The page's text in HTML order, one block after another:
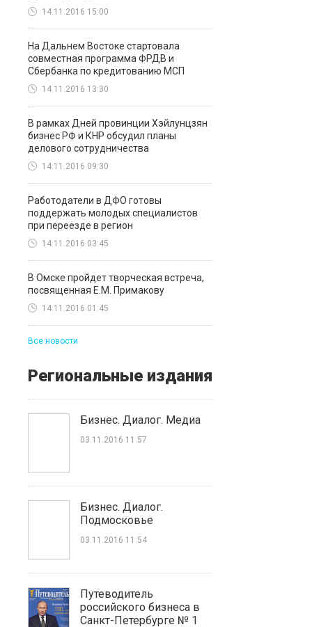
14.11.2016 15:00
На Дальнем Востоке стартовала
совместная программа ФРДВ и
Сбербанка по кредитованию МСП
14.11.2016 13:30
В рамках Дней провинции Хэйлунцзян
бизнес РФ и КНР обсудил планы
делового сотрудничества
14.11.2016 09:30
Работодатели в ДФО готовы
поддержать молодых специалистов
при переезде в регион
14.11.2016 03:45
В Омске пройдет творческая встреча,
посвященная Е.М. Примакову
14.11.2016 01:45
Все новости
Региональные издания
Бизнес. Диалог. Медиа
03.11.2016 11:57
Бизнес. Диалог.
Подмосковье
03.11.2016 11:54
Путеводитель
российского бизнеса в
Санкт-Петербурге № 1